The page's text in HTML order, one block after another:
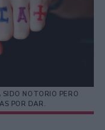
SIDO NOTORIO PERO
POR DAR.